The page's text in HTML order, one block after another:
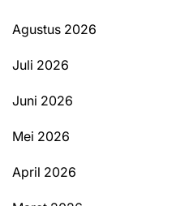
Agustus 2026
Juli 2026
Juni 2026
Mei 2026
April 2026